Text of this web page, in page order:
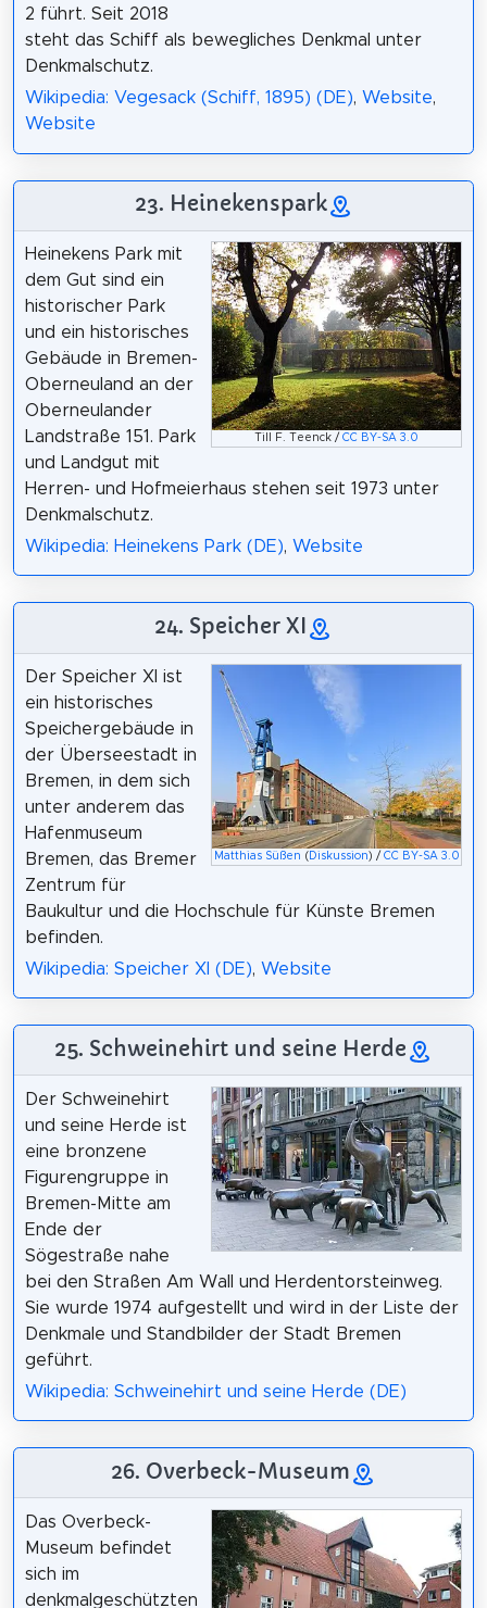
2 führt. Seit 2018
steht das Schiff als bewegliches Denkmal unter
Denkmalschutz.
Wikipedia: Vegesack (Schiff, 1895) (DE), Website,
Website
23. Heinekenspark
Till F. Teenck /CC BY-SA 3.0
Heinekens Park mit
dem Gut sind ein
historischer Park
und ein historisches
Gebäude in Bremen-
Oberneuland an der
Oberneulander
Landstraße 151. Park
und Landgut mit
Herren- und Hofmeierhaus stehen seit 1973 unter
Denkmalschutz.
Wikipedia: Heinekens Park (DE), Website
24. Speicher XI
Matthias Süßen ( Diskussion ) / CC BY-SA 3.0
Der Speicher XI ist
ein historisches
Speichergebäude in
der Überseestadt in
Bremen, in dem sich
unter anderem das
Hafenmuseum
Bremen, das Bremer
Zentrum für
Baukultur und die Hochschule für Künste Bremen
befinden.
Wikipedia: Speicher XI (DE), Website
25. Schweinehirt und seine Herde
Der Schweinehirt
und seine Herde ist
eine bronzene
Figurengruppe in
Bremen-Mitte am
Ende der
Sögestraße nahe
bei den Straßen Am Wall und Herdentorsteinweg.
Sie wurde 1974 aufgestellt und wird in der Liste der
Denkmale und Standbilder der Stadt Bremen
geführt.
Wikipedia: Schweinehirt und seine Herde (DE)
26. Overbeck-Museum
Das Overbeck-
Museum befindet
sich im
denkmalgeschützten